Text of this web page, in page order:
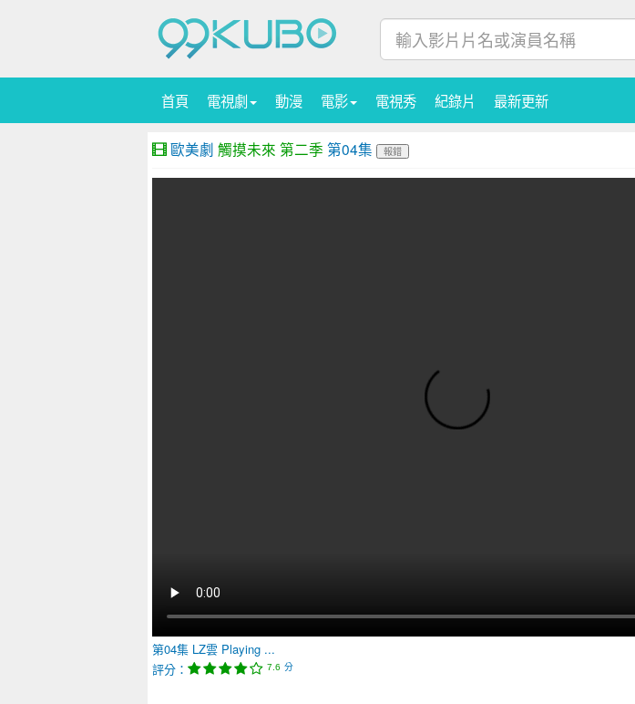
首頁 電視劇 動漫 電影 電視秀 紀錄片 最新更新
歐美劇 觸摸未來 第二季 第04集 報錯
第04集 LZ雲 Playing ...
評分：
7.6 分